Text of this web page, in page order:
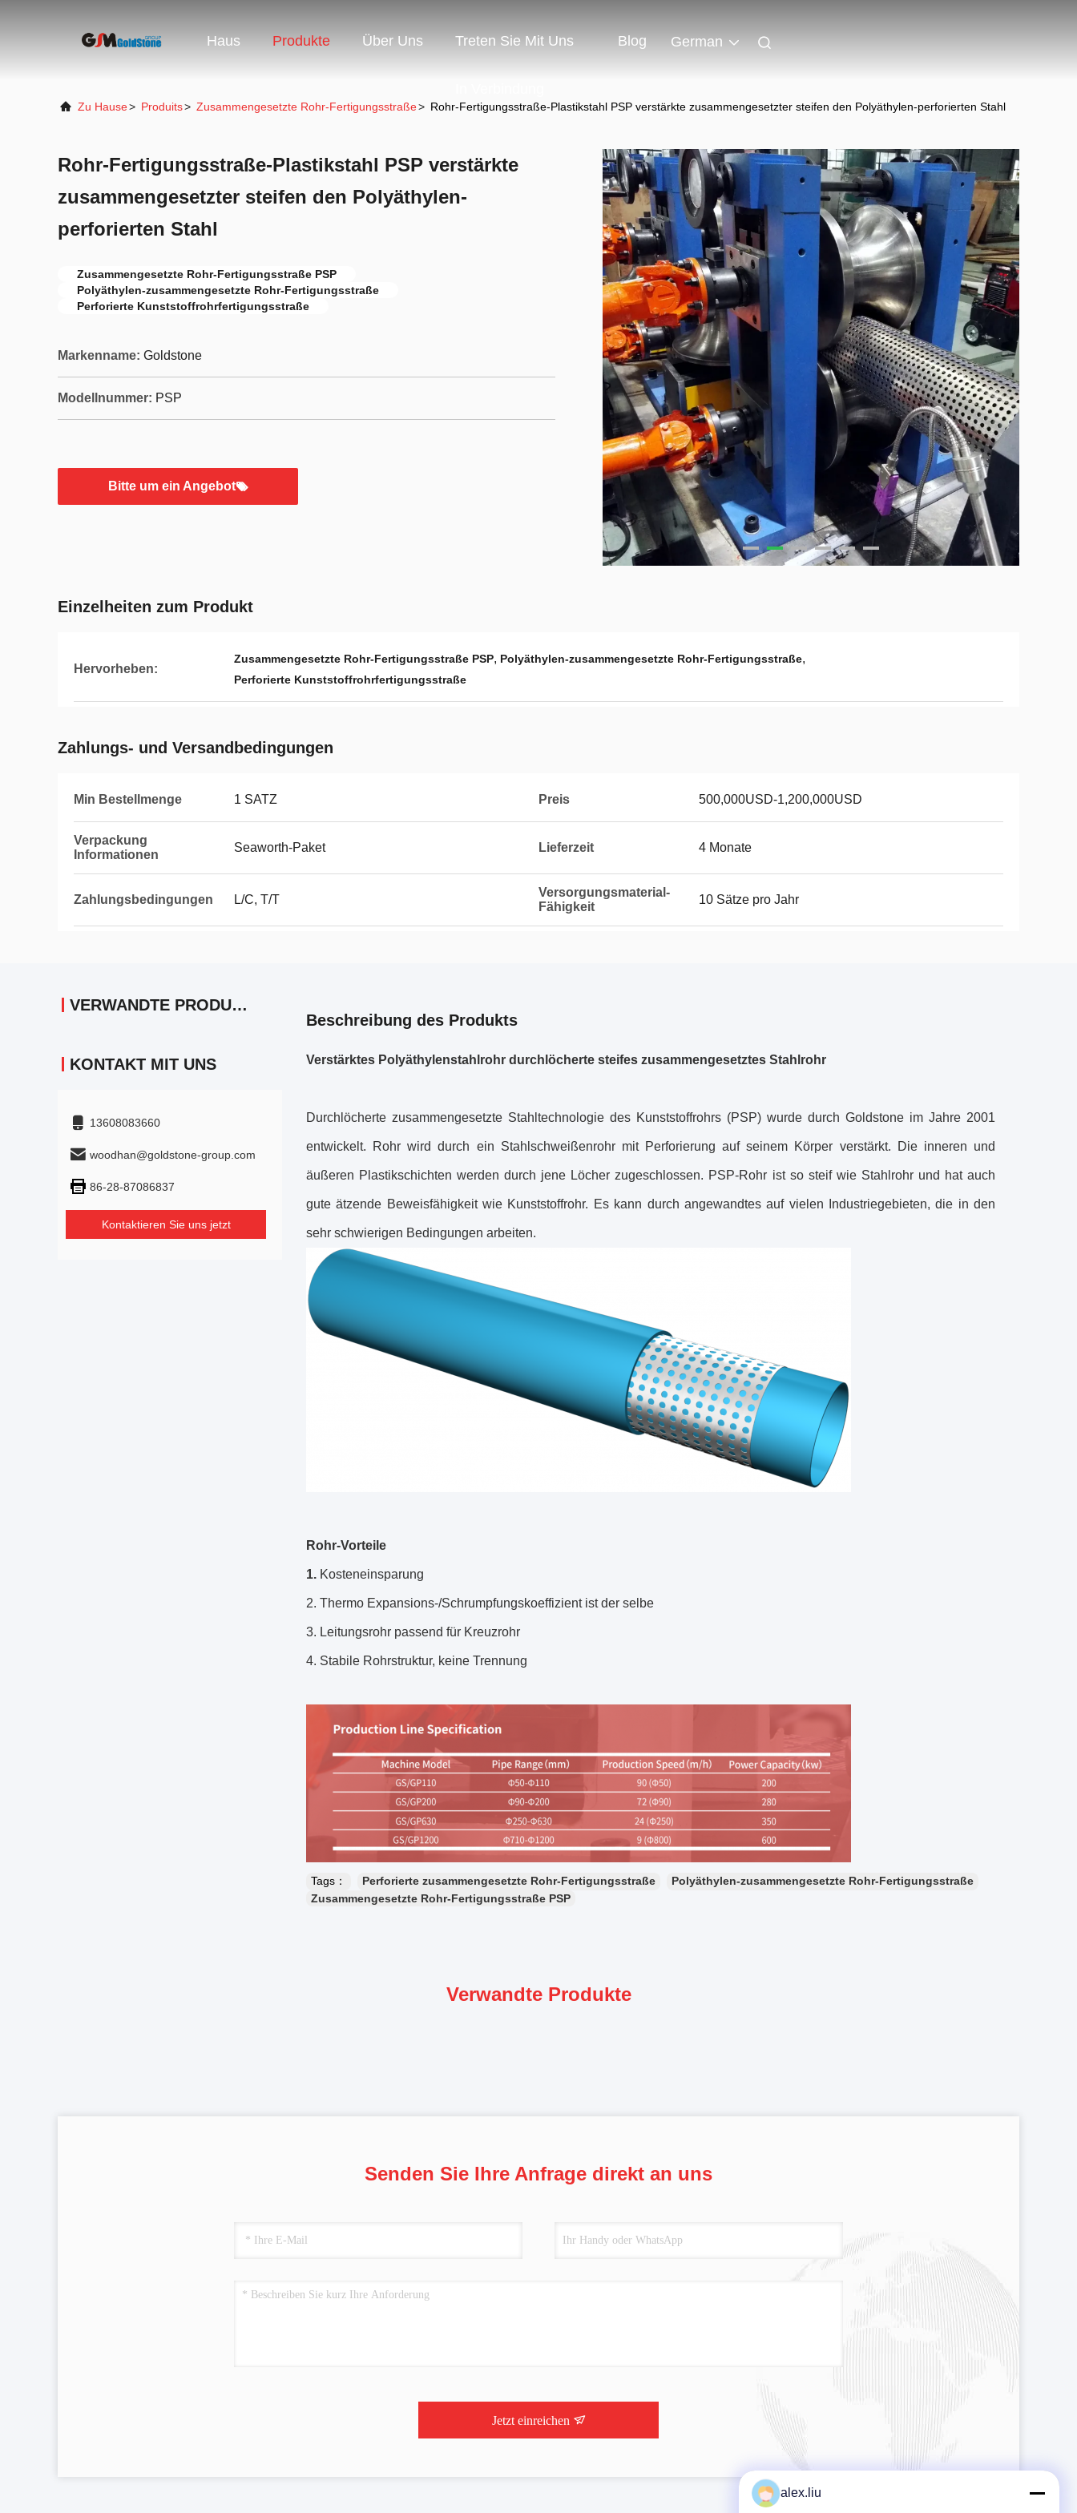
Haus Produkte Über Uns Treten Sie Mit Uns Blog German
Zu Hause> Produits> Zusammengesetzte Rohr-Fertigungsstraße> Rohr-Fertigungsstraße-Plastikstahl PSP verstärkte zusammengesetzter steifen den Polyäthylen-perforierten Stahl
Rohr-Fertigungsstraße-Plastikstahl PSP verstärkte
zusammengesetzter steifen den Polyäthylen-
perforierten Stahl
Zusammengesetzte Rohr-Fertigungsstraße PSP
Polyäthylen-zusammengesetzte Rohr-Fertigungsstraße
Perforierte Kunststoffrohrfertigungsstraße
Markenname: Goldstone
Modellnummer: PSP
Bitte um ein Angebot
Einzelheiten zum Produkt
Hervorheben:
Zusammengesetzte Rohr-Fertigungsstraße PSP, Polyäthylen-zusammengesetzte Rohr-Fertigungsstraße,
Perforierte Kunststoffrohrfertigungsstraße
Zahlungs- und Versandbedingungen
Min Bestellmenge 1 SATZ Preis 500,000USD-1,200,000USD
Verpackung
Informationen
Seaworth-Paket Lieferzeit 4 Monate
Zahlungsbedingungen L/C, T/T
Versorgungsmaterial-
Fähigkeit
10 Sätze pro Jahr
VERWANDTE PRODUKTE
KONTAKT MIT UNS
13608083660
woodhan@goldstone-group.com
86-28-87086837
Kontaktieren Sie uns jetzt
Beschreibung des Produkts
Verstärktes Polyäthylenstahlrohr durchlöcherte steifes zusammengesetztes Stahlrohr
Durchlöcherte zusammengesetzte Stahltechnologie des Kunststoffrohrs (PSP) wurde durch Goldstone im Jahre 2001
entwickelt. Rohr wird durch ein Stahlschweißenrohr mit Perforierung auf seinem Körper verstärkt. Die inneren und
äußeren Plastikschichten werden durch jene Löcher zugeschlossen. PSP-Rohr ist so steif wie Stahlrohr und hat auch
gute ätzende Beweisfähigkeit wie Kunststoffrohr. Es kann durch angewandtes auf vielen Industriegebieten, die in den
sehr schwierigen Bedingungen arbeiten.
Rohr-Vorteile
1. Kosteneinsparung
2. Thermo Expansions-/Schrumpfungskoeffizient ist der selbe
3. Leitungsrohr passend für Kreuzrohr
4. Stabile Rohrstruktur, keine Trennung
Tags： Perforierte zusammengesetzte Rohr-Fertigungsstraße
Polyäthylen-zusammengesetzte Rohr-Fertigungsstraße
Zusammengesetzte Rohr-Fertigungsstraße PSP
Verwandte Produkte
Senden Sie Ihre Anfrage direkt an uns
Jetzt einreichen
alex.liu